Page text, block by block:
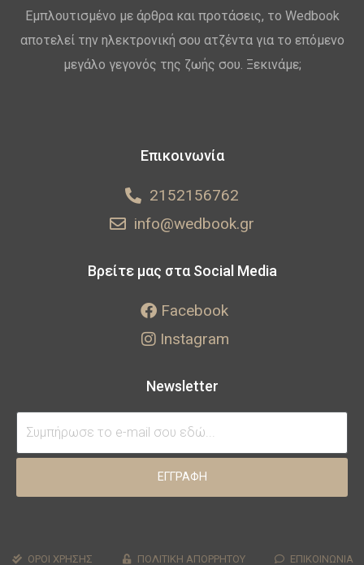
Εμπλουτισμένο με άρθρα και προτάσεις, το Wedbook
αποτελεί την ηλεκτρονική σου ατζέντα για το επόμενο
μεγάλο γεγονός της ζωής σου. Ξεκινάμε;
Επικοινωνία
2152156762
info@wedbook.gr
Βρείτε μας στα Social Media
Facebook
Instagram
Newsletter
ΕΓΓΡΑΦΗ
ΟΡΟΙ ΧΡΗΣΗΣ ΠΟΛΙΤΙΚΗ ΑΠΟΡΡΗΤΟΥ ΕΠΙΚΟΙΝΩΝΙΑ